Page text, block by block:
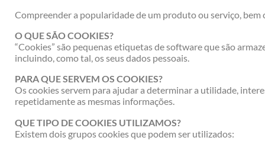
Compreender a popularidade de um produto ou serviço, bem
O QUE SÃO COOKIES?
“Cookies” são pequenas etiquetas de software que são
incluindo, como tal, os seus dados pessoais.
PARA QUE SERVEM OS COOKIES?
Os cookies servem para ajudar a determinar a utilidade,
repetidamente as mesmas informações.
QUE TIPO DE COOKIES UTILIZAMOS?
Existem dois grupos cookies que podem ser utilizados: